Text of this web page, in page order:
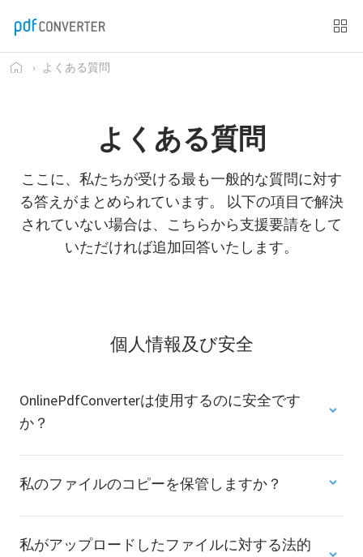
› よくある質問
よくある質問
ここに、私たちが受ける最も一般的な質問に対す
る答えがまとめられています。 以下の項目で解決
されていない場合は、こちらから支援要請をして
いただければ追加回答いたします。
個人情報及び安全
OnlinePdfConverterは使用するのに安全です
か？
私のファイルのコピーを保管しますか？
私がアップロードしたファイルに対する法的